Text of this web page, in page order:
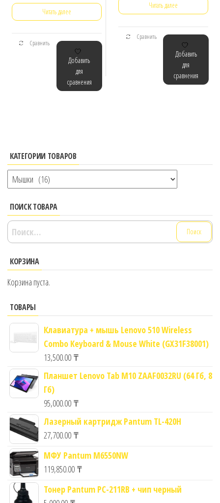
Читать далее
Сравнить
Добавить
для
сравнения
Читать далее
Сравнить
Добавить
для
сравнения
КАТЕГОРИИ ТОВАРОВ
ПОИСК ТОВАРА
Найти:
КОРЗИНА
Корзина пуста.
ТОВАРЫ
Клавиатура + мышь Lenovo 510 Wireless
Combo Keyboard & Mouse White (GX31F38001)
13,500.00 ₸
Планшет Lenovo Tab M10 ZAAF0032RU (64 Гб, 8
Гб)
95,000.00 ₸
Лазерный картридж Pantum TL-420H
27,700.00 ₸
МФУ Pantum M6550NW
119,850.00 ₸
Тонер Pantum PC-211RB + чип черный